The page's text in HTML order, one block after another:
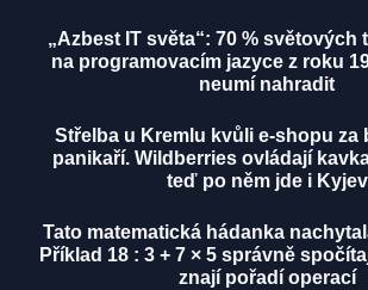
„Azbest IT světa“: 70 % světových
na programovacím jazyce z roku
neumí nahradit
Střelba u Kremlu kvůli e-shopu za
panikaří. Wildberries ovládají
teď po něm jde i Kyjev
Tato matematická hádanka
Příklad 18 : 3 + 7 × 5 správně
znají pořadí operací